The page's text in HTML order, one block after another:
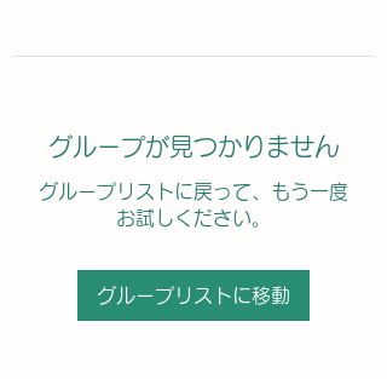
グループが見つかりません
グループリストに戻って、もう一度
お試しください。
グループリストに移動